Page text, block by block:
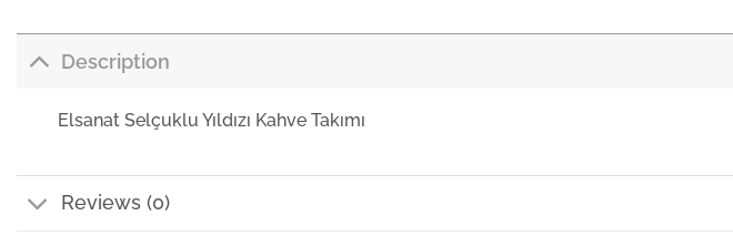
Description
Elsanat Selçuklu Yıldızı Kahve Takımı
Reviews (0)